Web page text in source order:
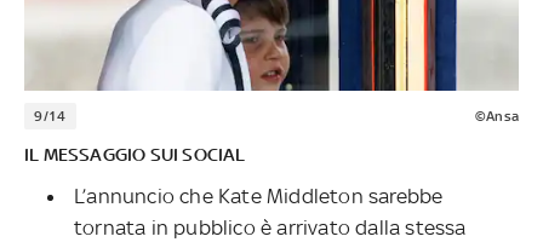
9/14 ©Ansa
IL MESSAGGIO SUI SOCIAL
L’annuncio che Kate Middleton sarebbe
tornata in pubblico è arrivato dalla stessa